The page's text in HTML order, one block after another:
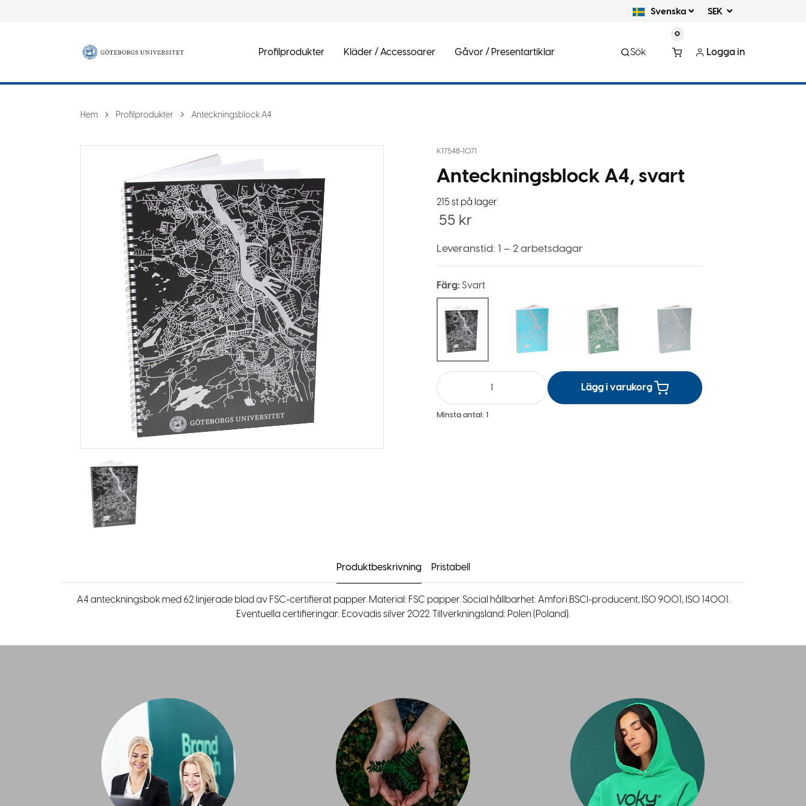
Svenska SEK
Profilprodukter Kläder / Accessoarer Gåvor / Presentartiklar Sök
0
Logga in
Hem Profilprodukter Anteckningsblock A4
K17548-1071
Anteckningsblock A4, svart
215 st på lager
55 kr
Leveranstid: 1 – 2 arbetsdagar
Färg: Svart
Lägg i varukorg
Minsta antal: 1
Produktbeskrivning Pristabell
A4 anteckningsbok med 62 linjerade blad av FSC-certifierat papper. Material: FSC papper. Social hållbarhet: Amfori BSCI-producent, ISO 9001, ISO 14001.
Eventuella certifieringar: Ecovadis silver 2022. Tillverkningsland: Polen (Poland).